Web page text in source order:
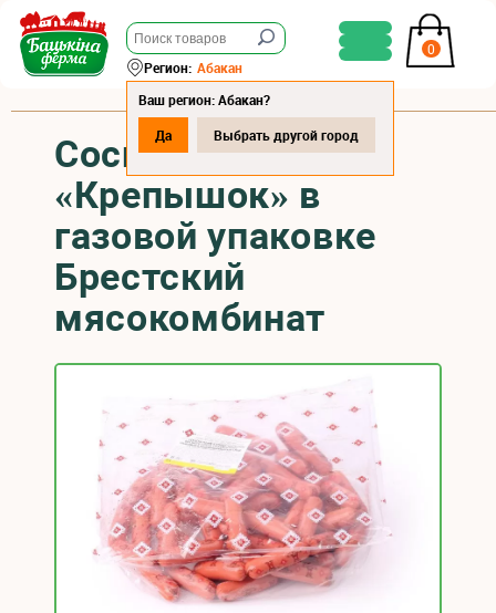
0
Регион: Абакан
Ваш регион: Абакан?
Да
Выбрать другой город
Сосиски
«Крепышок» в
газовой упаковке
Брестский
мясокомбинат